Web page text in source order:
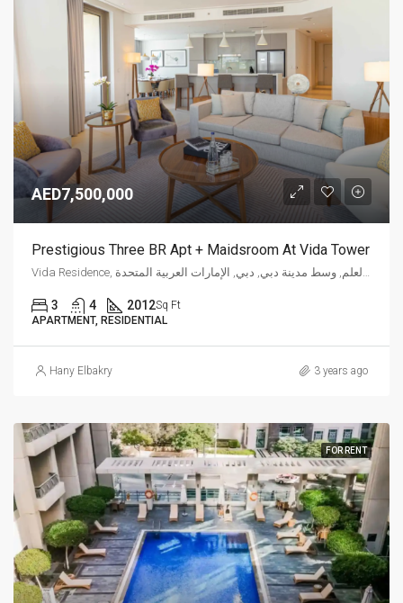
AED7,500,000
Prestigious Three BR Apt + Maidsroom At Vida Tower
3 4 2012Sq Ft
APARTMENT, RESIDENTIAL
Hany Elbakry 3 years ago
FOR RENT